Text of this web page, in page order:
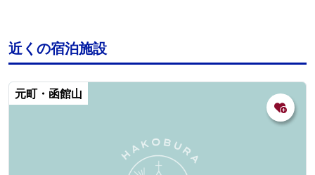
近くの宿泊施設
元町・函館山